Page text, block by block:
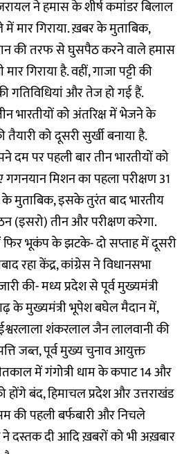
ने हमास के शीर्ष कमांडर बिलाल
मार गिराया. ख़बर के मुताबिक,
की तरफ से घुसपैठ करने वाले हमास
गिराया है. वहीं, गाजा पट्टी की
गतिविधियां और तेज हो गई हैं.
भारतीयों को अंतरिक्ष में भेजने के
को दूसरी सुर्खी बनाया है.
दम पर पहली बार तीन भारतीयों को
मिशन का पहला परीक्षण 31
मुताबिक, इसके तुरंत बाद भारतीय
(इसरो) तीन और परीक्षण करेगा.
भूकंप के झटके- दो सप्ताह में दूसरी
रहा केंद्र, कांग्रेस ने विधानसभा
की- मध्य प्रदेश से पूर्व मुख्यमंत्री
के मुख्यमंत्री भूपेश बघेल मैदान में,
शंकरलाल जैन लालवानी की
जब्त, पूर्व मुख्य चुनाव आयुक्त
में गंगोत्री धाम के कपाट 14 और
होंगे बंद, हिमाचल प्रदेश और उत्तराखंड
की पहली बर्फबारी और निचले
दस्तक दी आदि ख़बरों को भी अख़बार